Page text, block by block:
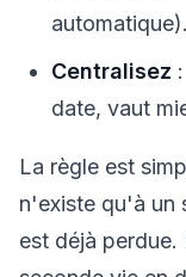
automatique).
Centralisez
date, vaut
La règle est
n'existe qu'à un
est déjà perdue.